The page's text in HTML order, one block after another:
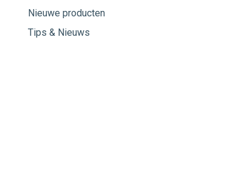
Nieuwe producten
Tips & Nieuws